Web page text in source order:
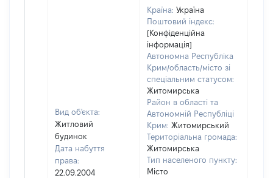
Вид об'єкта:
Житловий
будинок
Дата набуття
права:
22.09.2004
Країна: Україна
Поштовий індекс:
[Конфіденційна
інформація]
Автономна Республіка
Крим/область/місто зі
спеціальним статусом:
Житомирська
Район в області та
Автономній Республіці
Крим: Житомирський
Територіальна громада:
Житомирська
Тип населеного пункту:
Місто